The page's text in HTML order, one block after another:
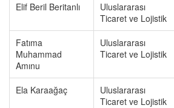
Elif Beril Beritanlı
Uluslararası
Ticaret ve Lojistik
Fatıma
Muhammad
Amınu
Uluslararası
Ticaret ve Lojistik
Ela Karaağaç
Uluslararası
Ticaret ve Lojistik